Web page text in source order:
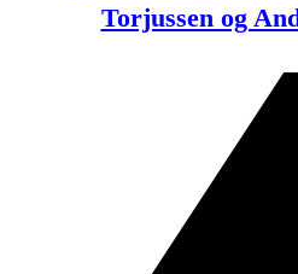
Torjussen og